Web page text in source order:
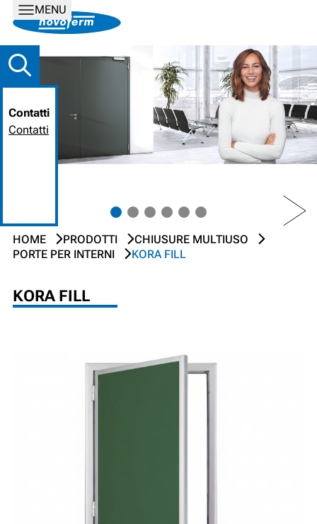
MENU
Contatti
Contatti
NEXT
HOME PRODOTTI
CHIUSURE MULTIUSO
PORTE PER INTERNI
KORA FILL
KORA FILL